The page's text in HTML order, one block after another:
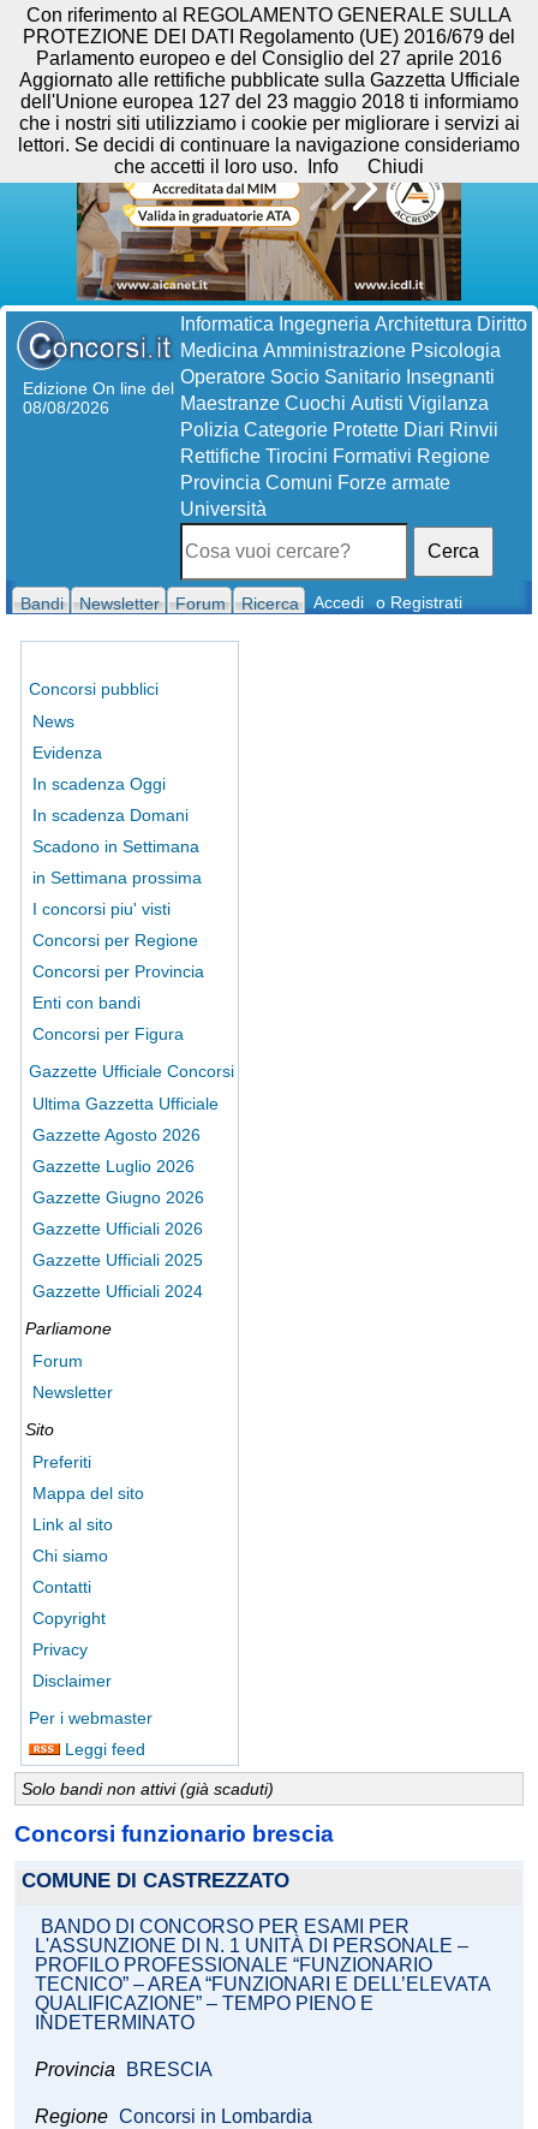
Edizione On line del
08/08/2026
Informatica Ingegneria Architettura Diritto
Medicina Amministrazione Psicologia
Operatore Socio Sanitario Insegnanti
Maestranze Cuochi Autisti Vigilanza
Polizia Categorie Protette Diari Rinvii
Rettifiche Tirocini Formativi Regione
Provincia Comuni Forze armate
Università
Cerca
Bandi Newsletter Forum Ricerca Accedi o Registrati
Concorsi pubblici
News
Evidenza
In scadenza Oggi
In scadenza Domani
Scadono in Settimana
in Settimana prossima
I concorsi piu' visti
Concorsi per Regione
Concorsi per Provincia
Enti con bandi
Concorsi per Figura
Gazzette Ufficiale Concorsi
Ultima Gazzetta Ufficiale
Gazzette Agosto 2026
Gazzette Luglio 2026
Gazzette Giugno 2026
Gazzette Ufficiali 2026
Gazzette Ufficiali 2025
Gazzette Ufficiali 2024
Parliamone
Forum
Newsletter
Sito
Preferiti
Mappa del sito
Link al sito
Chi siamo
Contatti
Copyright
Privacy
Disclaimer
Per i webmaster
Leggi feed
Solo bandi non attivi (già scaduti)
Concorsi funzionario brescia
COMUNE DI CASTREZZATO
BANDO DI CONCORSO PER ESAMI PER
L'ASSUNZIONE DI N. 1 UNITÀ DI PERSONALE –
PROFILO PROFESSIONALE “FUNZIONARIO
TECNICO” – AREA “FUNZIONARI E DELL’ELEVATA
QUALIFICAZIONE” – TEMPO PIENO E
INDETERMINATO
Provincia BRESCIA
Regione Concorsi in Lombardia
Con riferimento al REGOLAMENTO GENERALE SULLA
PROTEZIONE DEI DATI Regolamento (UE) 2016/679 del
Parlamento europeo e del Consiglio del 27 aprile 2016
Aggiornato alle rettifiche pubblicate sulla Gazzetta Ufficiale
dell'Unione europea 127 del 23 maggio 2018 ti informiamo
che i nostri siti utilizziamo i cookie per migliorare i servizi ai
lettori. Se decidi di continuare la navigazione consideriamo
che accetti il loro uso.
Info Chiudi